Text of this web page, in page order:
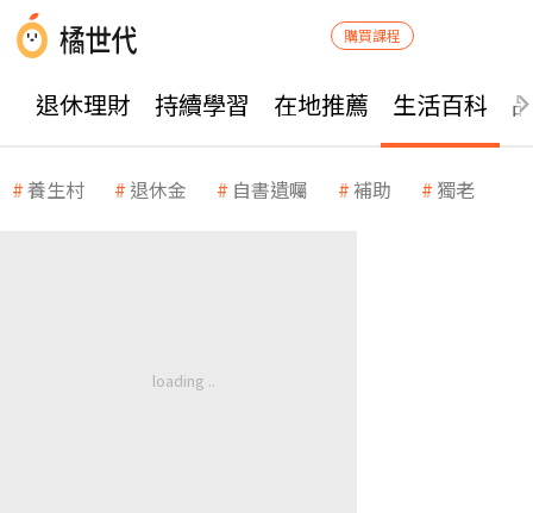
購買課程
退休理財 持續學習 在地推薦 生活百科
養生村 退休金 自書遺囑 補助 獨老